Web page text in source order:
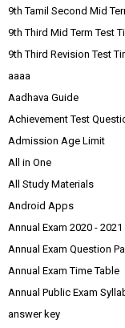
9th Tamil Second Mid
9th Third Mid Term Test
9th Third Revision Test
aaaa
Aadhava Guide
Achievement Test
Admission Age Limit
All in One
All Study Materials
Android Apps
Annual Exam 2020 -
Annual Exam Question
Annual Exam Time Table
Annual Public Exam
answer key